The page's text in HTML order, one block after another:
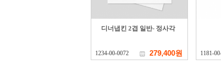
디너냅킨 2겹 일반- 정사각
1234-00-0072 279,400원 1181-